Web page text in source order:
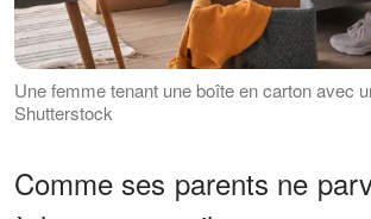
Une femme tenant une boîte en carton avec
Shutterstock
Comme ses parents ne